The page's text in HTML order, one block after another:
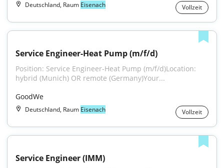
Deutschland, Raum Eisenach Vollzeit
Service Engineer-Heat Pump (m/f/d)
Position: Service Engineer-Heat Pump (m/f/d)Location:
hybrid (Munich) OR remote (Germany)Your...
GoodWe
Deutschland, Raum Eisenach Vollzeit
Service Engineer (IMM)